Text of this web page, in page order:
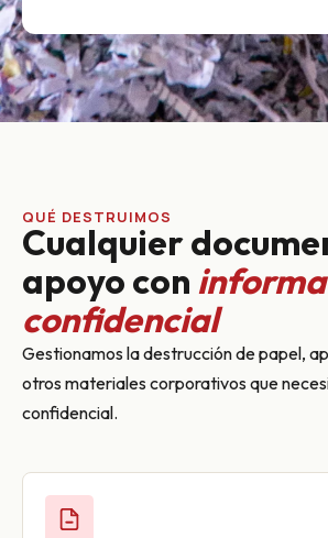
QUÉ DESTRUIMOS
Cualquier
apoyo con
confidencial
Gestionamos la destrucción de papel,
otros materiales corporativos que
confidencial.